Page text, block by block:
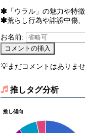
「ウラル」の魅力や特
荒らし行為や誹謗中傷
お名前:
💡まだコメントはありま
推しタグ分析
推し傾向